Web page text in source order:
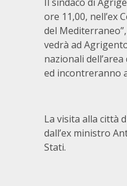
ore 11,00, nell’ex
del
vedrà ad
nazionali
ed incontreranno
La visita alla città
dall’ex ministro
Stati.